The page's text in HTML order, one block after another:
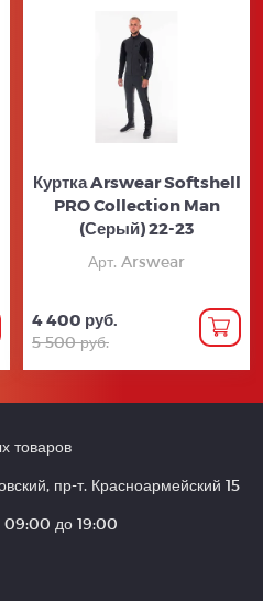
Куртка Arswear Softshell
PRO Collection Man
(Серый) 22-23
Арт. Arswear
4 400 руб.
5 500 руб.
товаров
пр-т. Красноармейский 15
09:00 до 19:00